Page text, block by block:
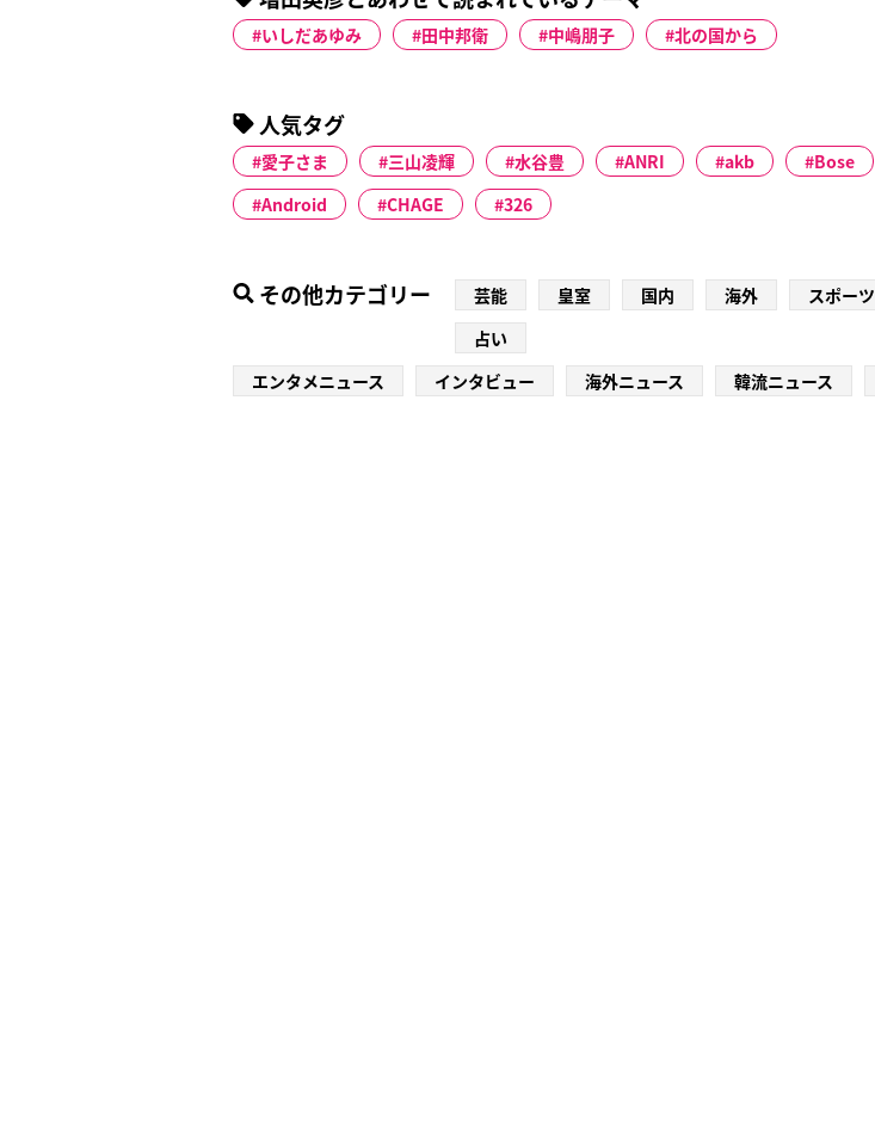
いしだあゆみ 田中邦衛 中嶋朋子 北の国から
人気タグ
愛子さま 三山凌輝 水谷豊 ANRI akb Bose
Android
CHAGE 326
その他カテゴリー 芸能 皇室 国内 海外 スポーツ
占い
エンタメニュース
インタビュー 海外ニュース 韓流ニュース